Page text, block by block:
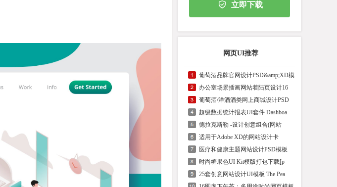
立即下载
网页UI推荐
葡萄酒品牌官网设计PSD&amp;XD模
办公室场景插画网站着陆页设计16
葡萄酒/洋酒酒类网上商城设计PSD
超级数据统计报表UI套件 Dashboa
德拉克斯勒 -设计创意组合(网站
适用于Adob​​e XD的网站设计卡
医疗和健康主题网站设计PSD模板
时尚糖果色UI Kit模版打包下载[p
25套创意网站设计UI模板 The Pea